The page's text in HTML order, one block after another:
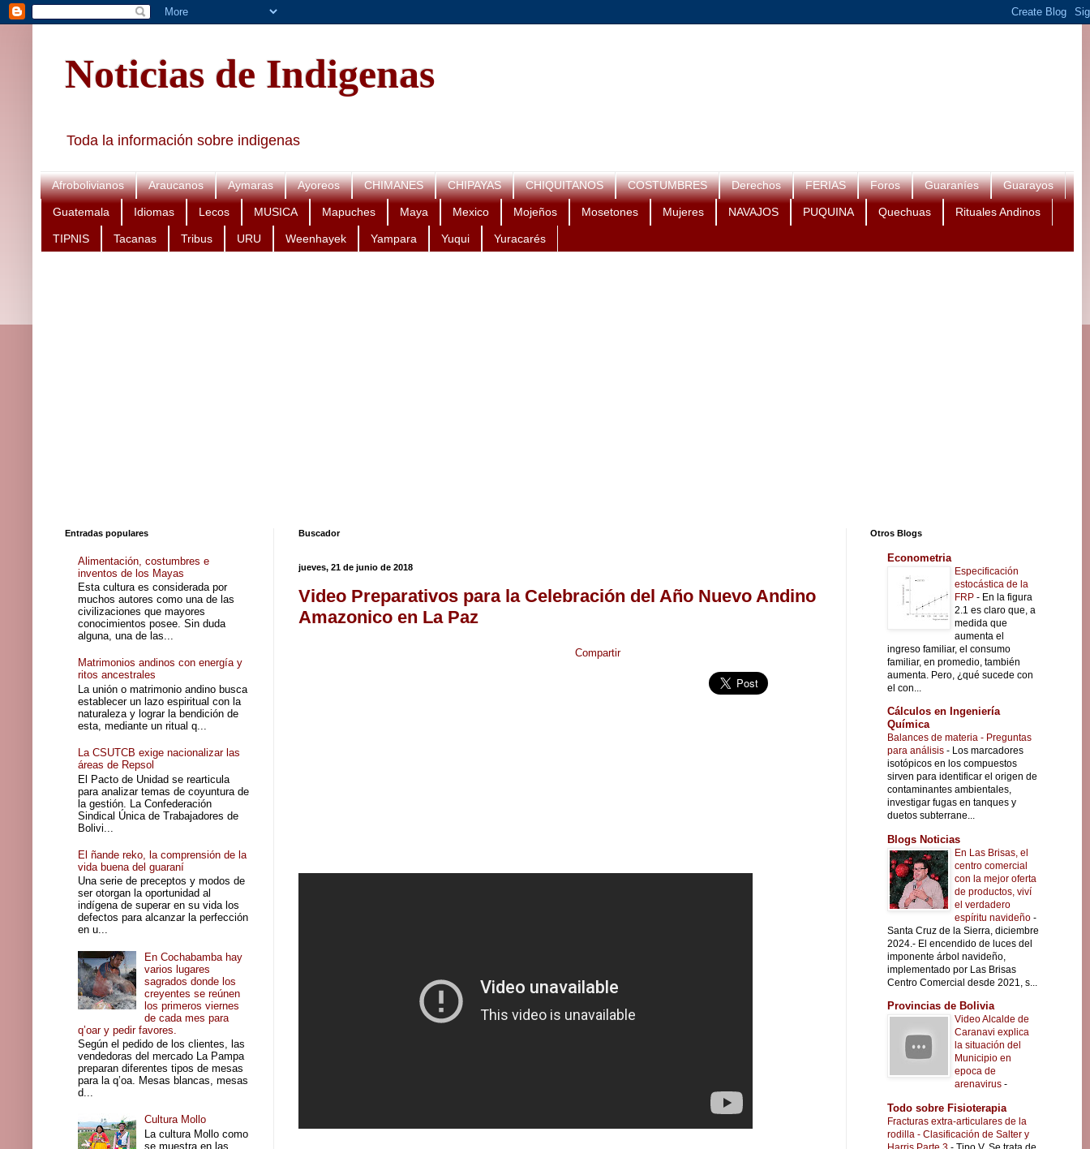
Noticias de Indigenas
Toda la información sobre indigenas
Afrobolivianos Araucanos Aymaras Ayoreos CHIMANES CHIPAYAS CHIQUITANOS COSTUMBRES Derechos FERIAS Foros Guaraníes Guarayos
Guatemala Idiomas Lecos MUSICA Mapuches Maya Mexico Mojeños Mosetones Mujeres NAVAJOS PUQUINA Quechuas Rituales Andinos
TIPNIS Tacanas Tribus URU Weenhayek Yampara Yuqui Yuracarés
Buscador
jueves, 21 de junio de 2018
Video Preparativos para la Celebración del Año Nuevo Andino
Amazonico en La Paz
Compartir
Entradas populares
Alimentación, costumbres e
inventos de los Mayas
Esta cultura es considerada por
muchos autores como una de las
civilizaciones que mayores
conocimientos posee. Sin duda
alguna, una de las...
Matrimonios andinos con energía y
ritos ancestrales
La unión o matrimonio andino busca
establecer un lazo espiritual con la
naturaleza y lograr la bendición de
esta, mediante un ritual q...
La CSUTCB exige nacionalizar las
áreas de Repsol
El Pacto de Unidad se rearticula
para analizar temas de coyuntura de
la gestión. La Confederación
Sindical Única de Trabajadores de
Bolivi...
El ñande reko, la comprensión de la
vida buena del guaraní
Una serie de preceptos y modos de
ser otorgan la oportunidad al
indígena de superar en su vida los
defectos para alcanzar la perfección
en u...
En Cochabamba hay
varios lugares
sagrados donde los
creyentes se reúnen
los primeros viernes
de cada mes para
q’oar y pedir favores.
Según el pedido de los clientes, las
vendedoras del mercado La Pampa
preparan diferentes tipos de mesas
para la q’oa. Mesas blancas, mesas
d...
Cultura Mollo
La cultura Mollo como
se muestra en las
Otros Blogs
Econometria
Especificación
estocástica de la
FRP - En la figura
2.1 es claro que, a
medida que
aumenta el
ingreso familiar, el consumo
familiar, en promedio, también
aumenta. Pero, ¿qué sucede con
el con...
Cálculos en Ingeniería
Química
Balances de materia - Preguntas
para análisis - Los marcadores
isotópicos en los compuestos
sirven para identificar el origen de
contaminantes ambientales,
investigar fugas en tanques y
duetos subterrane...
Blogs Noticias
En Las Brisas, el
centro comercial
con la mejor oferta
de productos, viví
el verdadero
espíritu navideño -
Santa Cruz de la Sierra, diciembre
2024.- El encendido de luces del
imponente árbol navideño,
implementado por Las Brisas
Centro Comercial desde 2021, s...
Provincias de Bolivia
Video Alcalde de
Caranavi explica
la situación del
Municipio en
epoca de
arenavirus -
Todo sobre Fisioterapia
Fracturas extra-articulares de la
rodilla - Clasificación de Salter y